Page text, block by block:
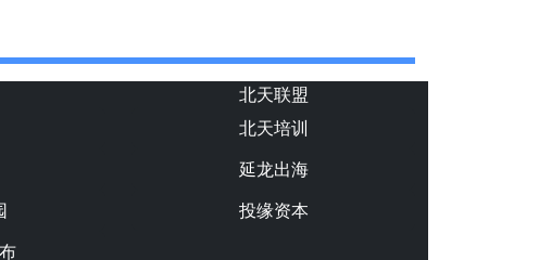
北天联盟
北天培训
延龙出海
投缘资本